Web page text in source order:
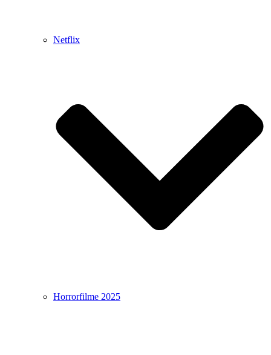
Netflix
Horrorfilme 2025